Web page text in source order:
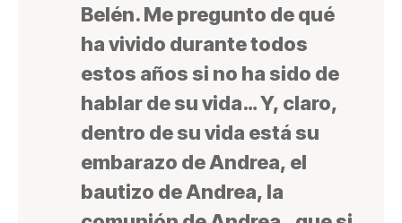
Belén. Me pregunto de qué
ha vivido durante todos
estos años si no ha sido de
hablar de su vida… Y, claro,
dentro de su vida está su
embarazo de Andrea, el
bautizo de Andrea, la